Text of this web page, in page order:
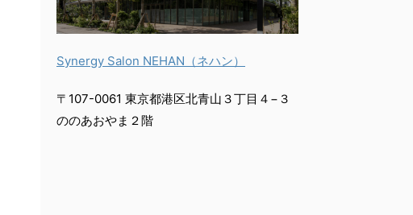
Synergy Salon NEHAN（ネハン）
〒107-0061 東京都港区北青山３丁目４−３
ののあおやま２階